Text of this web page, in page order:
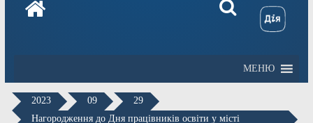
МЕНЮ
2023 09
29
Нагородження до Дня працівників освіти у місті